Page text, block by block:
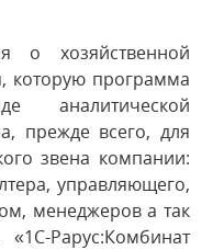
о хозяйственной
которую программа
аналитической
прежде всего, для
звена компании:
управляющего,
менеджеров а так
Рарус:Комбинат